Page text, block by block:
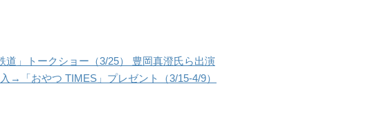
道」トークショー（3/25） 豊岡真澄氏ら出演
→「おやつ TIMES」プレゼント（3/15-4/9）